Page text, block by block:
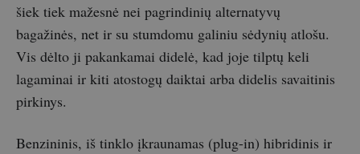
šiek tiek mažesnė nei pagrindinių alternatyvų
bagažinės, net ir su stumdomu galiniu sėdynių atlošu.
Vis dėlto ji pakankamai didelė, kad joje tilptų keli
lagaminai ir kiti atostogų daiktai arba didelis savaitinis
pirkinys.
Benzininis, iš tinklo įkraunamas (plug-in) hibridinis ir